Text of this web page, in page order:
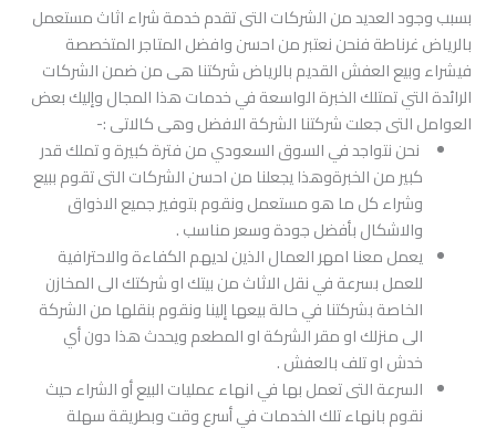
بسبب وجود العديد من الشركات التى تقدم خدمة شراء اثاث مستعمل
بالرياض غرناطة فنحن نعتبر من احسن وافضل المتاجر المتخصصة
فيشراء وبيع العفش القديم بالرياض شركتنا هى من ضمن الشركات
الرائدة التي تمتلك الخبرة الواسعة في خدمات هذا المجال وإليك بعض
العوامل التى جعلت شركتنا الشركة الافضل وهى كالاتى :-
نحن نتواجد في السوق السعودي من فترة كبيرة و تملك قدر
كبير من الخبرةوهذا يجعلنا من احسن الشركات التى تقوم ببيع
وشراء كل ما هو مستعمل ونقوم بتوفير جميع الاذواق
والاشكال بأفضل جودة وسعر مناسب .
يعمل معنا امهر العمال الذين لديهم الكفاءة والاحترافية
للعمل بسرعة في نقل الاثاث من بيتك او شركتك الى المخازن
الخاصة بشركتنا في حالة بيعها إلينا ونقوم بنقلها من الشركة
الى منزلك او مقر الشركة او المطعم ويحدث هذا دون أي
خدش او تلف بالعفش .
السرعة التى تعمل بها في انهاء عمليات البيع أو الشراء حيث
نقوم بانهاء تلك الخدمات في أسرع وقت وبطريقة سهلة